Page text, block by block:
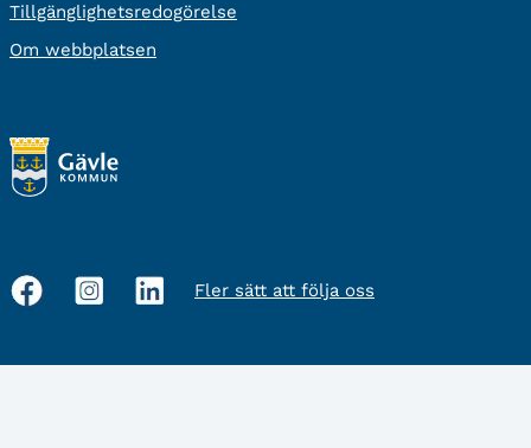
Tillgänglighetsredogörelse
Om webbplatsen
Sociala
Fler sätt att följa oss